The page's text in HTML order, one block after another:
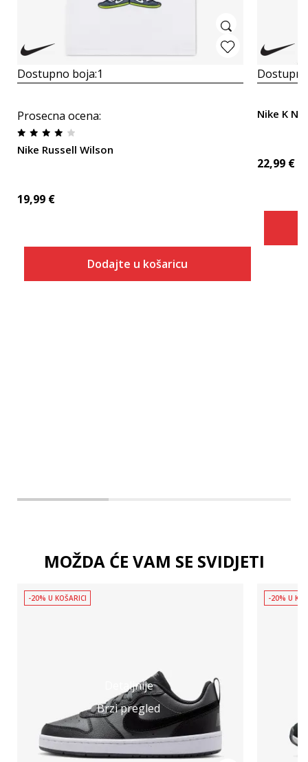
Dostupno boja:1
Prosecna ocena:
Nike Russell Wilson
19,99 €
Dodajte u košaricu
Nike K
22,99 €
MOŽDA ĆE VAM SE SVIDJETI
Detaljnije
Brzi pregled
-20% U KOŠARICI -20% U